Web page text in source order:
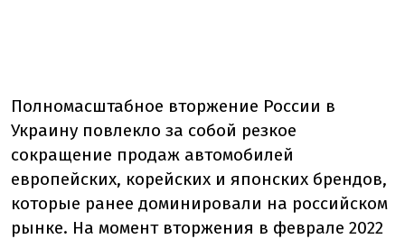
Полномасштабное вторжение России в
Украину повлекло за собой резкое
сокращение продаж автомобилей
европейских, корейских и японских брендов,
которые ранее доминировали на российском
рынке. На момент вторжения в феврале 2022